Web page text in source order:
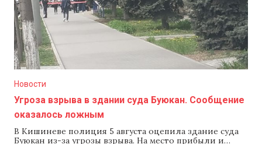
Новости
Угроза взрыва в здании суда Буюкан. Сообщение
оказалось ложным
В Кишиневе полиция 5 августа оцепила здание суда
Буюкан из-за угрозы взрыва. На место прибыли и